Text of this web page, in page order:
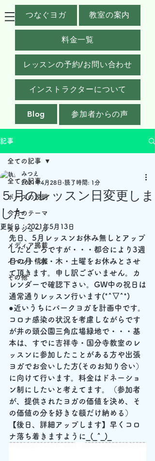
つなぐヨガ 教室の案内
料金一覧
レッスンの予約/お問い合わせ
インストラクターについて
Blog 参加者からの声
記事
全ての記事
ポーズの説明
今月のテーマ
スケジュール
メディア掲載
イベント情報
その他
全ての記事
５月のレッスン日変更しま
した
みつえ
2021年4月28日 読了時間: 1分
更新日：2021年5月13日
先日、5月レッスンお休み無しとアップ
したところですが・・・都合により3週
目の月・水・木・土曜をお休みとさせ
て頂きます。申し訳ございません。カ
レンダーで確認下さい。GW中の祝日は
通常通りレッスン行います(*^▽^*)
●近いうちにパークヨガを計画中です。
コロナ感染の状況を考慮しながらです
が井の頭公園三角広場緑地で・・・基
本は、すでに吉祥寺・国分寺教室のレ
ッスンに参加したことがある方や出張
ヨガでお会いした方(そのお知り合い）
に向けて行います。 料金はドネーショ
ン制にしたいと考えてます。（参加者
が、提供されたヨガの価値 を決め、そ
の価値の分を好きな額だけ納める）
【後日、詳細アップします】早くコロ
ナ落ち着きますように_(_^_)_